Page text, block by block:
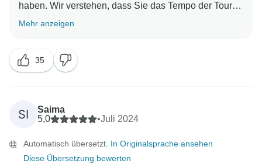
haben. Wir verstehen, dass Sie das Tempo der Tour
als dynamisch empfunden haben und entschuldigen
freuen uns, dass Sie die Tour genossen haben.
Mehr anzeigen
35
SI
Saima
5,0
•Juli 2024
Automatisch übersetzt. In Originalsprache ansehen
Diese Übersetzung bewerten